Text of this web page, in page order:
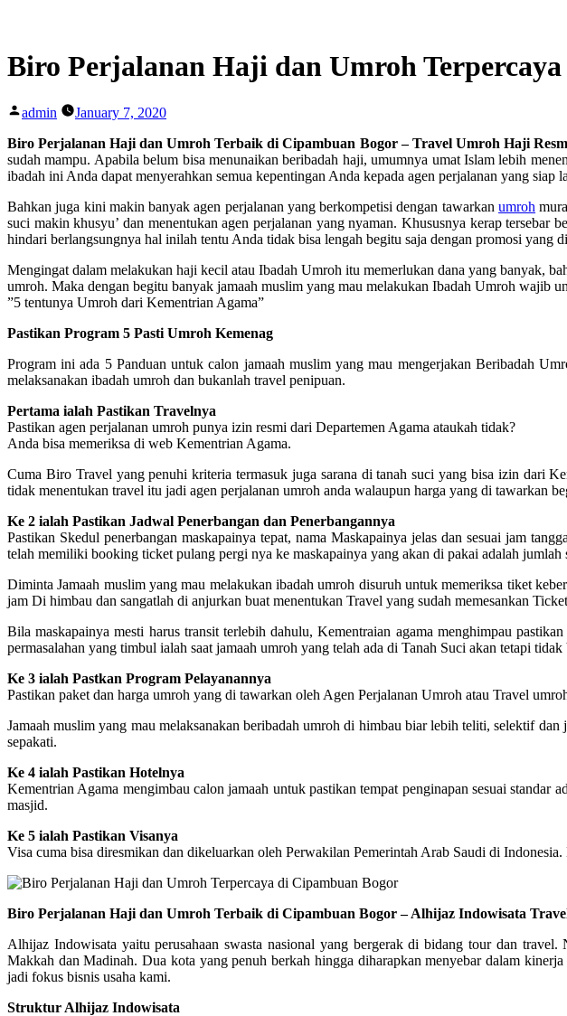
content
Biro Perjalanan Haji dan Umroh
Posted
admin
January 7, 2020
Biro Perjalanan Haji dan Umroh Terbaik di Cipambuan Bogor – Travel Umroh Haji
sudah mampu. Apabila belum bisa menunaikan beribadah haji, umumnya umat Islam lebih
ibadah ini Anda dapat menyerahkan semua kepentingan Anda kepada agen perjalanan yang siap
Bahkan juga kini makin banyak agen perjalanan yang berkompetisi dengan tawarkanumroh
suci makin khusyu’ dan menentukan agen perjalanan yang nyaman. Khususnya kerap
hindari berlangsungnya hal inilah tentu Anda tidak bisa lengah begitu saja dengan promosi yang
Mengingat dalam melakukan haji kecil atau Ibadah Umroh itu memerlukan dana yang banyak,
umroh. Maka dengan begitu banyak jamaah muslim yang mau melakukan Ibadah Umroh wajib
”5 tentunya Umroh dari Kementrian Agama”
Pastikan Program 5 Pasti Umroh Kemenag
Program ini ada 5 Panduan untuk calon jamaah muslim yang mau mengerjakan Beribadah
melaksanakan ibadah umroh dan bukanlah travel penipuan.
Pertama ialah Pastikan Travelnya
Pastikan agen perjalanan umroh punya izin resmi dari Departemen Agama ataukah tidak?
Anda bisa memeriksa di web Kementrian Agama.
Cuma Biro Travel yang penuhi kriteria termasuk juga sarana di tanah suci yang bisa izin dari
tidak menentukan travel itu jadi agen perjalanan umroh anda walaupun harga yang di tawarkan
Ke 2 ialah Pastikan Jadwal Penerbangan dan Penerbangannya
Pastikan Skedul penerbangan maskapainya tepat, nama Maskapainya jelas dan sesuai jam
telah memiliki booking ticket pulang pergi nya ke maskapainya yang akan di pakai adalah jumlah
Diminta Jamaah muslim yang mau melakukan ibadah umroh disuruh untuk memeriksa tiket
jam Di himbau dan sangatlah di anjurkan buat menentukan Travel yang sudah memesankan
Bila maskapainya mesti harus transit terlebih dahulu, Kementraian agama menghimpau
permasalahan yang timbul ialah saat jamaah umroh yang telah ada di Tanah Suci akan tetapi
Ke 3 ialah Pastkan Program Pelayanannya
Pastikan paket dan harga umroh yang di tawarkan oleh Agen Perjalanan Umroh atau Travel
Jamaah muslim yang mau melaksanakan beribadah umroh di himbau biar lebih teliti, selektif
sepakati.
Ke 4 ialah Pastikan Hotelnya
Kementrian Agama mengimbau calon jamaah untuk pastikan tempat penginapan sesuai
masjid.
Ke 5 ialah Pastikan Visanya
Visa cuma bisa diresmikan dan dikeluarkan oleh Perwakilan Pemerintah Arab Saudi di
Biro Perjalanan Haji dan Umroh Terbaik di Cipambuan Bogor – Alhijaz Indowisata
Alhijaz Indowisata yaitu perusahaan swasta nasional yang bergerak di bidang tour dan
Makkah dan Madinah. Dua kota yang penuh berkah hingga diharapkan menyebar dalam
jadi fokus bisnis usaha kami.
Struktur Alhijaz Indowisata